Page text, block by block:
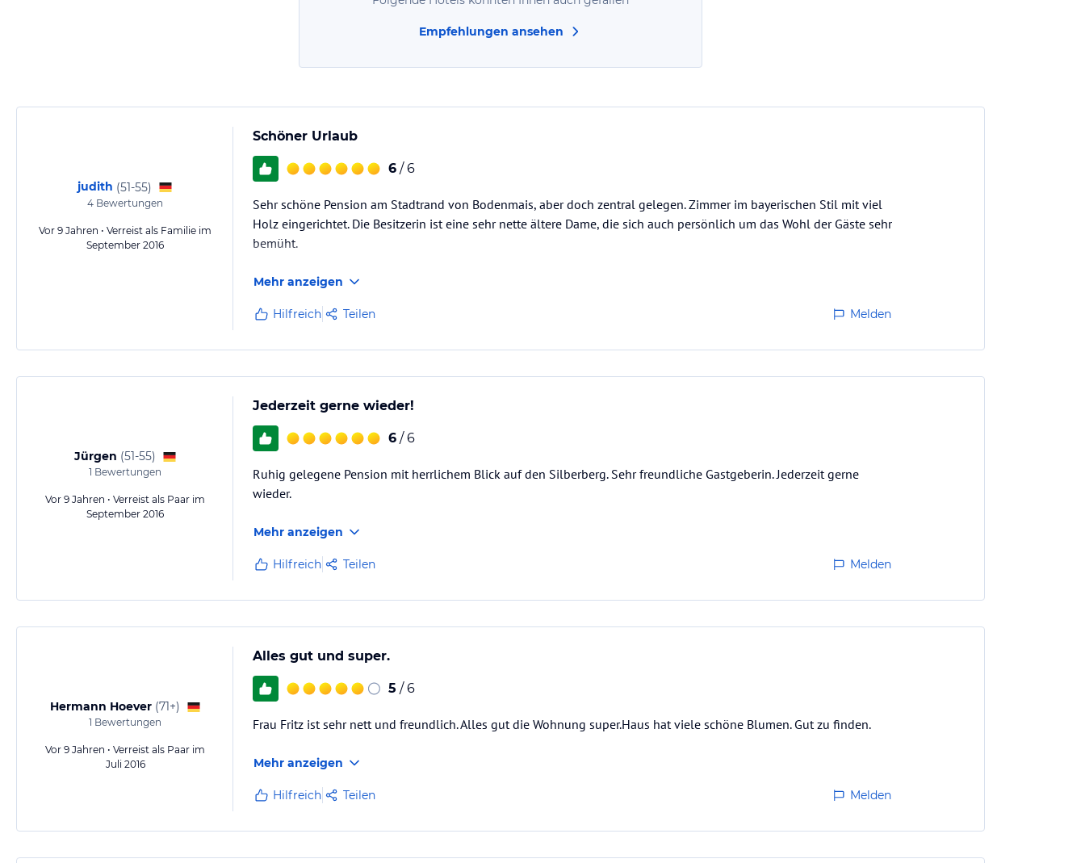
Empfehlungen ansehen
judith (51-55)
4 Bewertungen
Vor 9 Jahren • Verreist als Familie im
September 2016
Schöner Urlaub
6 / 6
Sehr schöne Pension am Stadtrand von Bodenmais, aber doch zentral gelegen. Zimmer im bayerischen Stil mit viel
Holz eingerichtet. Die Besitzerin ist eine sehr nette ältere Dame, die sich auch persönlich um das Wohl der Gäste sehr
bemüht.
Mehr anzeigen
Hilfreich Teilen Melden
Jürgen (51-55)
1 Bewertungen
Vor 9 Jahren • Verreist als Paar im
September 2016
Jederzeit gerne wieder!
6 / 6
Ruhig gelegene Pension mit herrlichem Blick auf den Silberberg. Sehr freundliche Gastgeberin. Jederzeit gerne
wieder.
Mehr anzeigen
Hilfreich Teilen Melden
Hermann Hoever (71+)
1 Bewertungen
Vor 9 Jahren • Verreist als Paar im
Juli 2016
Alles gut und super.
5 / 6
Frau Fritz ist sehr nett und freundlich. Alles gut die Wohnung super.Haus hat viele schöne Blumen. Gut zu finden.
Mehr anzeigen
Hilfreich Teilen Melden